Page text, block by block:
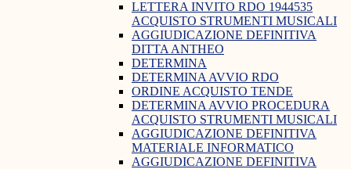
LETTERA INVITO RDO 1944535
ACQUISTO STRUMENTI MUSICALI
AGGIUDICAZIONE DEFINITIVA
DITTA ANTHEO
DETERMINA
DETERMINA AVVIO RDO
ORDINE ACQUISTO TENDE
DETERMINA AVVIO PROCEDURA
ACQUISTO STRUMENTI MUSICALI
AGGIUDICAZIONE DEFINITIVA
MATERIALE INFORMATICO
AGGIUDICAZIONE DEFINITIVA